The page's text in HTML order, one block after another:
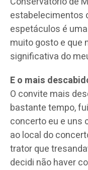
estabelecimentos
espetáculos é
muito gosto e que
significativa do
E o mais
O convite mais
bastante tempo,
concerto eu e uns
ao local do
trator que
decidi não haver